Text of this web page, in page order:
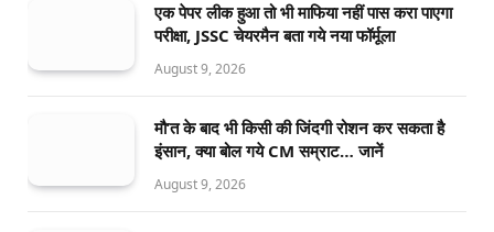
एक पेपर लीक हुआ तो भी माफिया नहीं पास करा पाएगा
परीक्षा, JSSC चेयरमैन बता गये नया फॉर्मूला
August 9, 2026
मौ’त के बाद भी किसी की जिंदगी रोशन कर सकता है
इंसान, क्या बोल गये CM सम्राट… जानें
August 9, 2026